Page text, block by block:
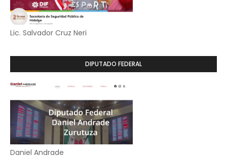
Lic. Salvador Cruz Neri
DIPUTADO FEDERAL
Daniel Andrade